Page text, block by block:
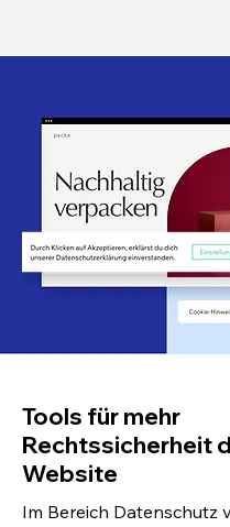
Tools für mehr
Rechtssicherheit
Website
Im Bereich Datenschutz